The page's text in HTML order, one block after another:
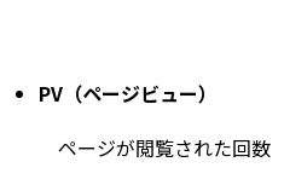
PV（ページビュー）
ページが閲覧された回数